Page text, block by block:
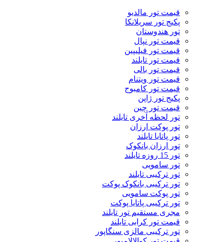
قیمت تور مالدیو
پکیج تور سریلانکا
تور هندوستان
قیمت تور نپال
قیمت تور فیلیپین
قیمت تور تایلند
قیمت تور بالی
قیمت تور ویتنام
قیمت تور کامبوج
پکیج تور ژاپن
قیمت تور چین
تور لحظه آخری تایلند
تور پوکت ارزان
تور پاتايا تايلند
تور ارزان بانکوک
تور 15 روزه تایلند
تور سامویی
تور ترکیبی تایلند
تور ترکیبی بانکوک پوکت
تور پوکت سامویی
تور ترکیبی پاتایا پوکت
مجری مستقیم تور تایلند
قیمت تور کرابی تایلند
تور ترکیبی مالزی سنگاپور